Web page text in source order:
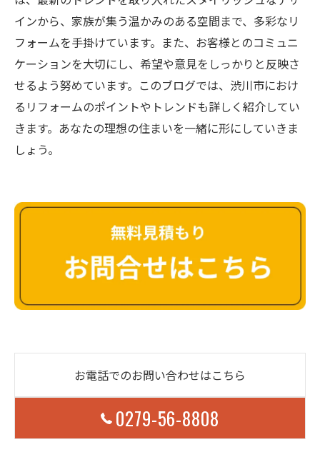
インから、家族が集う温かみのある空間まで、多彩なリ
フォームを手掛けています。また、お客様とのコミュニ
ケーションを大切にし、希望や意見をしっかりと反映さ
せるよう努めています。このブログでは、渋川市におけ
るリフォームのポイントやトレンドも詳しく紹介してい
きます。あなたの理想の住まいを一緒に形にしていきま
しょう。
お電話でのお問い合わせはこちら
0279-56-8808